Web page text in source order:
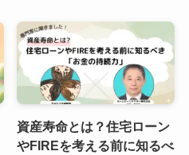
資産寿命とは？住宅ローン
やFIREを考える前に知るべ